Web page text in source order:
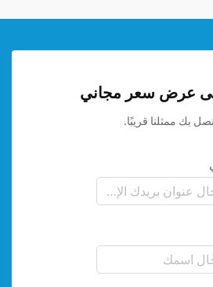
عرض سعر مجاني
بك ممثلنا قريبًا.